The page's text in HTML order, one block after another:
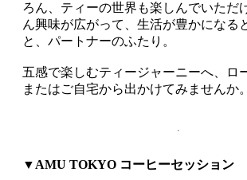
ろん、ティーの世界も楽しんでいただ
ん興味が広がって、生活が豊かになる
と、パートナーのふたり。
五感で楽しむティージャーニーへ、ロ
またはご自宅から出かけてみませんか。
▼AMU TOKYO コーヒーセッション